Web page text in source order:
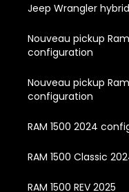
Jeep Wrangler
Nouveau pickup
configuration
Nouveau pickup
configuration
RAM 1500 2024
RAM 1500 Classic
RAM 1500 REV 2025